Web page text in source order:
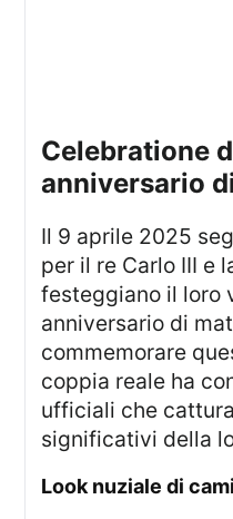
celebratione del ventesimo
anniversario
Il 9 aprile 2025 segna un’importante data
per il re Carlo III e
festeggiano il loro
anniversario di
commemorare
coppia reale ha
ufficiali che
significativi della
look nuziale di